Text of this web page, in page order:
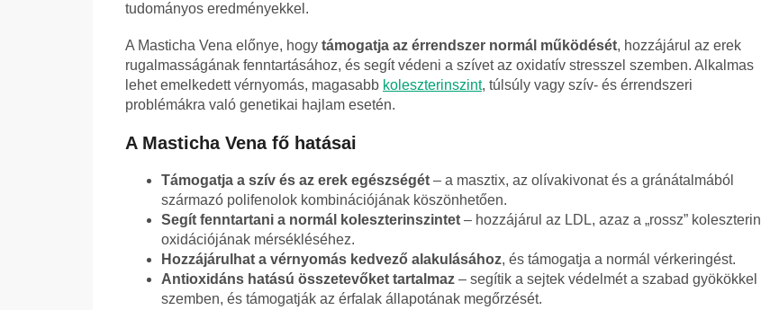
tudományos eredményekkel.
A Masticha Vena előnye, hogy támogatja az érrendszer normál működését, hozzájárul az erek
rugalmasságának fenntartásához, és segít védeni a szívet az oxidatív stresszel szemben. Alkalmas
lehet emelkedett vérnyomás, magasabb koleszterinszint, túlsúly vagy szív- és érrendszeri
problémákra való genetikai hajlam esetén.
A Masticha Vena fő hatásai
Támogatja a szív és az erek egészségét – a masztix, az olívakivonat és a gránátalmából
származó polifenolok kombinációjának köszönhetően.
Segít fenntartani a normál koleszterinszintet – hozzájárul az LDL, azaz a „rossz” koleszterin
oxidációjának mérsékléséhez.
Hozzájárulhat a vérnyomás kedvező alakulásához, és támogatja a normál vérkeringést.
Antioxidáns hatású összetevőket tartalmaz – segítik a sejtek védelmét a szabad gyökökkel
szemben, és támogatják az érfalak állapotának megőrzését.